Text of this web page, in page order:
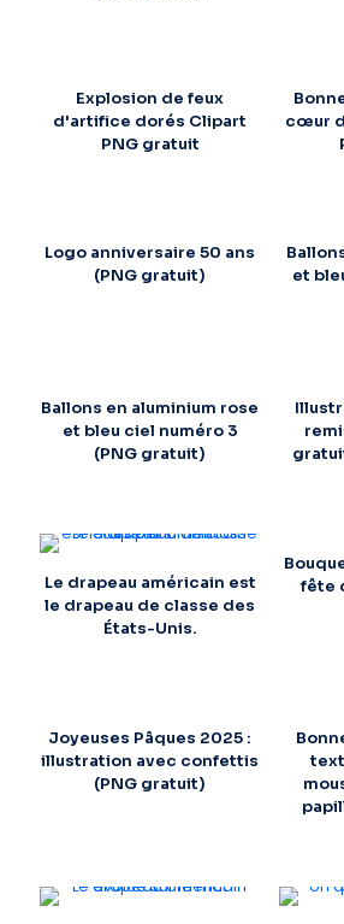
Explosion de feux
d'artifice dorés Clipart
PNG gratuit
cœur
Logo anniversaire 50 ans
(PNG gratuit)
et
Ballons en aluminium rose
et bleu ciel numéro 3
(PNG gratuit)
Le drapeau américain est
le drapeau de classe des
États-Unis.
fête
Joyeuses Pâques 2025 :
illustration avec confettis
(PNG gratuit)